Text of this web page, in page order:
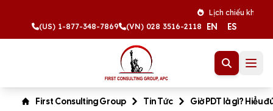
Lịch chiếu khán tháng 8
(US) 1-877-348-7869
(VN) 028 3516-2118 EN ES
First Consulting Group Tin Tức Giờ PDT là gì? Hiểu